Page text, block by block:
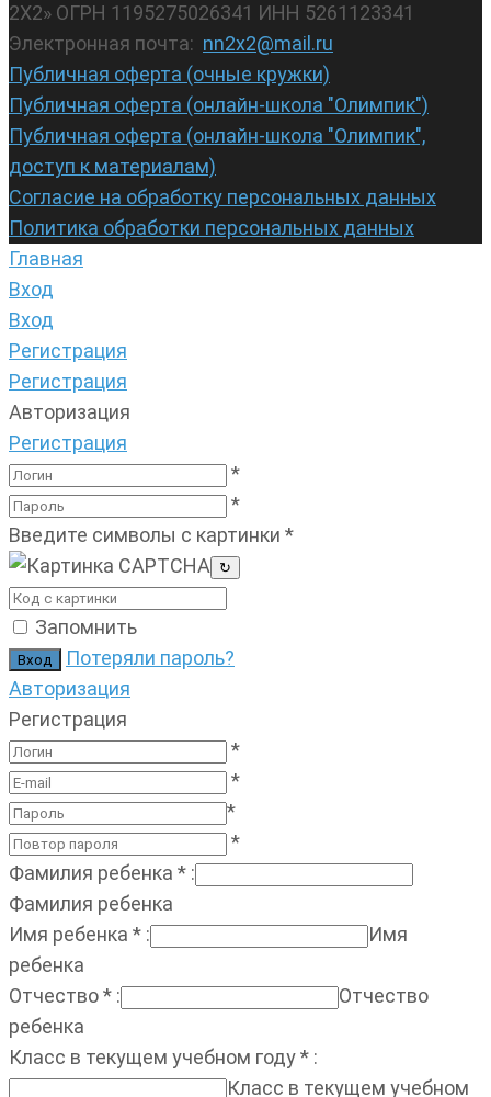
2Х2» ОГРН 1195275026341 ИНН 5261123341
Электронная почта: nn2x2@mail.ru
Публичная оферта (очные кружки)
Публичная оферта (онлайн-школа "Олимпик")
Публичная оферта (онлайн-школа "Олимпик",
доступ к материалам)
Согласие на обработку персональных данных
Политика обработки персональных данных
Главная
Вход
Вход
Регистрация
Регистрация
Авторизация
Регистрация
*
*
Введите символы с картинки *
↻
Запомнить
Потеряли пароль?
Авторизация
Регистрация
*
*
*
*
Фамилия ребенка * :
Фамилия ребенка
Имя ребенка * :
Имя
ребенка
Отчество* :
Отчество
ребенка
Класс в текущем учебном году* :
Класс в текущем учебном